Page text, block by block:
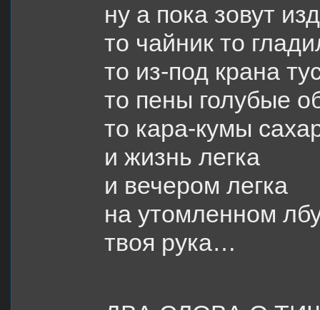
ну а пока зовут
то чайник то
то из-под крана
то пены голубые
то кара-кумы
и жизнь легка
и вечером легка
на утомленном
твоя рука…